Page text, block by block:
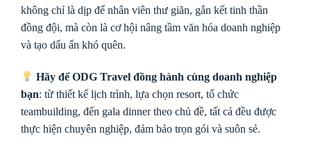
không chỉ là dịp để nhân viên thư giãn, gắn kết tinh thần
đồng đội, mà còn là cơ hội nâng tầm văn hóa doanh nghiệp
và tạo dấu ấn khó quên.
Hãy để ODG Travel đồng hành cùng doanh nghiệp
bạn: từ thiết kế lịch trình, lựa chọn resort, tổ chức
teambuilding, đến gala dinner theo chủ đề, tất cả đều được
thực hiện chuyên nghiệp, đảm bảo trọn gói và suôn sẻ.